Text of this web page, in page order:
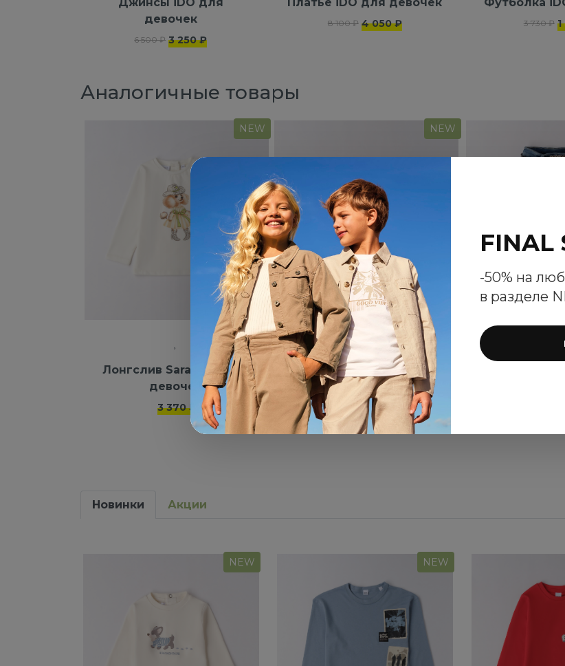
девочек
6 500 ₽ 3 250 ₽
8 100 ₽ 4 050 ₽ 3 730 ₽
Аналогичные товары
NEW
Лонгслив Saraband для
девочек
3 370 ₽
NEW
Толстовка Sarabanda для
девочек
5 860 ₽
Новинки Акции
NEW NEW
FINAL
-50% на
в разделе